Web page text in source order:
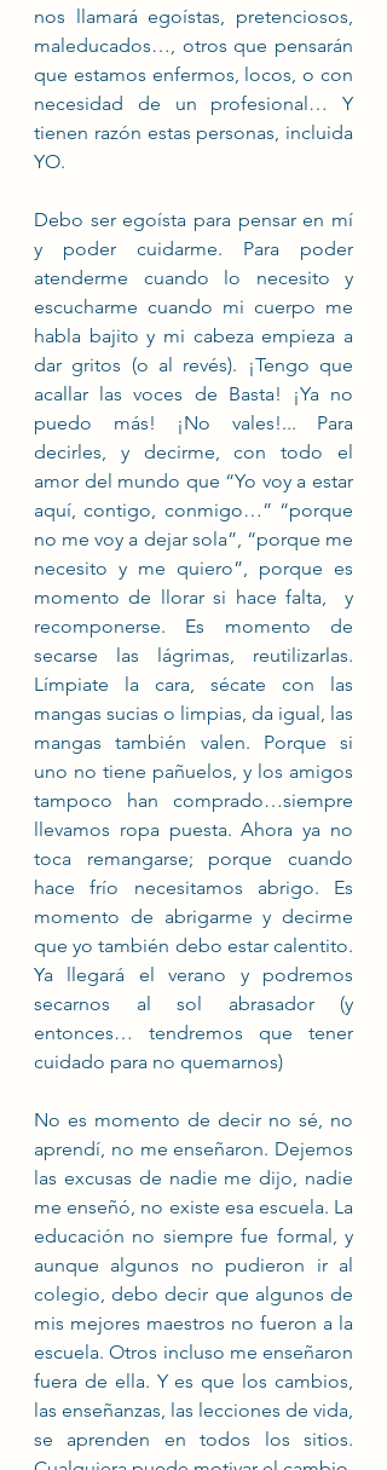
nos llamará egoístas, pretenciosos,
maleducados…, otros que pensarán
que estamos enfermos, locos, o con
necesidad de un profesional… Y
tienen razón estas personas, incluida
YO.
Debo ser egoísta para pensar en mí
y poder cuidarme. Para poder
atenderme cuando lo necesito y
escucharme cuando mi cuerpo me
habla bajito y mi cabeza empieza a
dar gritos (o al revés). ¡Tengo que
acallar las voces de Basta! ¡Ya no
puedo más! ¡No vales!... Para
decirles, y decirme, con todo el
amor del mundo que “Yo voy a estar
aquí, contigo, conmigo…” “porque
no me voy a dejar sola”, “porque me
necesito y me quiero”, porque es
momento de llorar si hace falta,  y
recomponerse. Es momento de
secarse las lágrimas, reutilizarlas.
Límpiate la cara, sécate con las
mangas sucias o limpias, da igual, las
mangas también valen. Porque si
uno no tiene pañuelos, y los amigos
tampoco han comprado…siempre
llevamos ropa puesta. Ahora ya no
toca remangarse; porque cuando
hace frío necesitamos abrigo. Es
momento de abrigarme y decirme
que yo también debo estar calentito.
Ya llegará el verano y podremos
secarnos al sol abrasador (y
entonces… tendremos que tener
cuidado para no quemarnos)
No es momento de decir no sé, no
aprendí, no me enseñaron. Dejemos
las excusas de nadie me dijo, nadie
me enseñó, no existe esa escuela. La
educación no siempre fue formal, y
aunque algunos no pudieron ir al
colegio, debo decir que algunos de
mis mejores maestros no fueron a la
escuela. Otros incluso me enseñaron
fuera de ella. Y es que los cambios,
las enseñanzas, las lecciones de vida,
se aprenden en todos los sitios.